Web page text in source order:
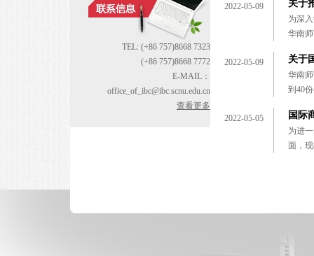
TEL: (+86 757)8668 7323
(+86 757)8668 7772
E-MAIL：
office_of_ibc@ibc.scnu.edu.cn
查看更多
2022-05-09 关于
为深
华南
2022-05-09 关于
华南
到40
2022-05-05 国际
为进
面，